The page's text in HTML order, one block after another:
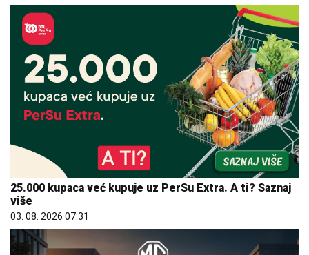
25.000 kupaca već kupuje uz PerSu Extra. A ti? Saznaj
03. 08. 2026 07:31